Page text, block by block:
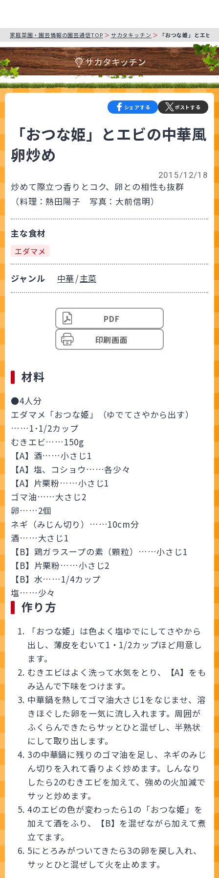
家庭菜園・園芸情報の園芸通信TOP サカタキッチン 「おつな姫」とエビ
サカタキッチン
シェアする ポストする
「おつな姫」とエビの中華風
卵炒め
2015/12/18
炒めて際立つ香りとコク、卵との相性も抜群
（料理：熱田陽子 写真：大前信明）
主な食材
エダマメ
ジャンル 中華 主菜
PDF
印刷画面
材料
●4人分
エダマメ「おつな姫」（ゆでてさやから出す）
……1･1/2カップ
むきエビ……150g
【A】酒……小さじ1
【A】塩、コショウ……各少々
【A】片栗粉……小さじ1
ゴマ油……大さじ2
卵……2個
ネギ（みじん切り）……10cm分
酒……大さじ1
【B】鶏ガラスープの素（顆粒）……小さじ1
【B】片栗粉……小さじ2
【B】水……1/4カップ
塩……少々
作り方
「おつな姫」は色よく塩ゆでにしてさやから
出し、薄皮をむいて1・1/2カップほど用意し
ます。
むきエビはよく洗って水気をとり、【A】をも
み込んで下味をつけます。
中華鍋を熱してゴマ油大さじ1をなじませ、溶
きほぐした卵を一気に流し入れます。周囲が
ふくらんできたらサッとひと混ぜし、半熟状
にして取り出します。
3の中華鍋に残りのゴマ油を足し、ネギのみじ
ん切りを入れて香りよく炒めます。しんなり
したら2のむきエビを加えて、強めの火加減で
サッと炒めます。
4のエビの色が変わったら1の「おつな姫」を
加えて酒をふり、【B】を混ぜながら加えて煮
立てます。
5にとろみがついてきたら3の卵を戻し入れ、
サッとひと混ぜして火を止めます。